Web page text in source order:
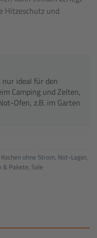
Hitzeschutz und
ideal für den
Camping und Zelten,
Ofen, z.B. im Garten
Kochen ohne Strom, Not-Lager,
& Pakete, Sale